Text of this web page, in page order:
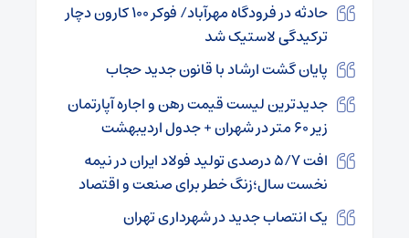
حادثه در فرودگاه مهرآباد/ فوکر ۱۰۰ کارون دچار
ترکیدگی لاستیک شد
پایان گشت ارشاد با قانون جدید حجاب
جدیدترین لیست قیمت رهن و اجاره آپارتمان
زیر ۶۰ متر در شهران + جدول اردیبهشت
افت ۵/۷ درصدی تولید فولاد ایران در نیمه
نخست سال؛زنگ خطر برای صنعت و اقتصاد
یک انتصاب جدید در شهرداری تهران